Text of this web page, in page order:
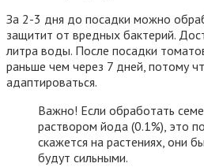
За 2-3 дня до посадки можно
защитит от вредных бактерий.
литра воды. После посадки
раньше чем через 7 дней, потому
адаптироваться.
Важно! Если обработать
раствором йода (0.1%), это
скажется на растениях, они
будут сильными.